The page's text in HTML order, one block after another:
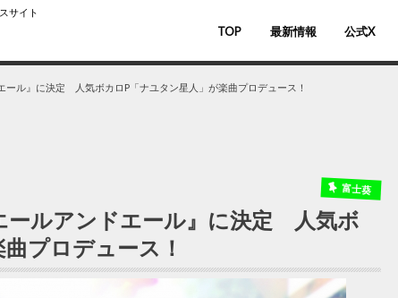
サイト
TOP 最新情報 公式X
ル』に決定 人気ボカロP「ナユタン星人」が楽曲プロデュース！
富士葵
ールアンドエール』に決定 人気ボ
プロデュース！